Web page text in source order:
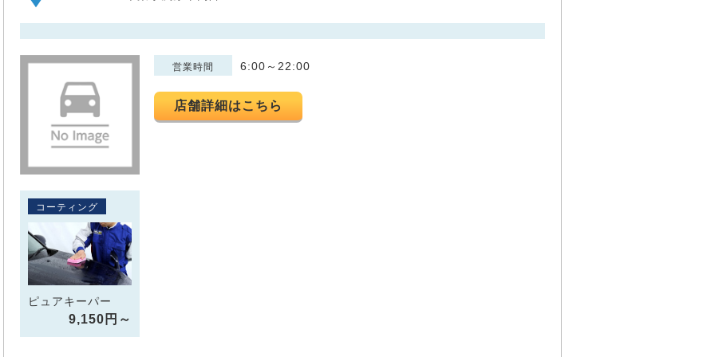
営業時間 6:00～22:00
店舗詳細はこちら
コーティング
ピュアキーパー
9,150円～